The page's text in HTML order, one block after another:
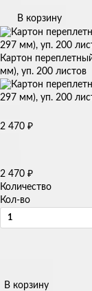
В корзину
Картон
мм), уп. 200 листов
2 470 ₽
2 470 ₽
Количество
Кол-во
В корзину